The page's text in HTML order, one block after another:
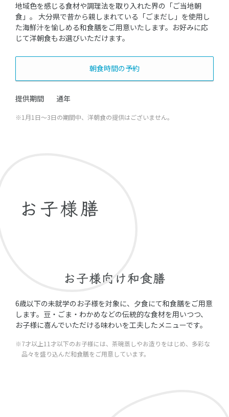
地域色を感じる食材や調理法を取り入れた界の「ご当地朝
食」。 大分県で昔から親しまれている「ごまだし」を使用し
た海鮮汁を愉しめる和食膳をご用意いたします。お好みに応
じて洋朝食もお選びいただけます。
朝食時間の予約
提供期間 通年
※1月1日～3日の期間中、洋朝食の提供はございません。
お子様膳
お子様向け和食膳
6歳以下の未就学のお子様を対象に、夕食にて和食膳をご用意
します。豆・ごま・わかめなどの伝統的な食材を用いつつ、
お子様に喜んでいただける味わいを工夫したメニューです。
※7才以上11才以下のお子様には、茶碗蒸しやお造りをはじめ、多彩な
品々を盛り込んだ和食膳をご用意しています。